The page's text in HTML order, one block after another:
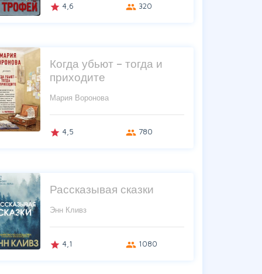
grade 4,6 group 320
Когда убьют – тогда и
приходите
Мария Воронова
grade 4,5 group 780
Рассказывая сказки
Энн Кливз
grade 4,1 group 1080